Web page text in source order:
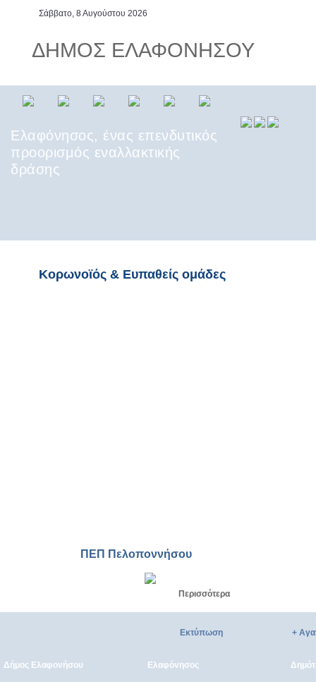
Σάββατο, 8 Αυγούστου 2026
ΔΗΜΟΣ ΕΛΑΦΟΝΗΣΟΥ
Ελαφόνησος, ένας επενδυτικός
προορισμός εναλλακτικής
δράσης
λακωνική κουλτούρα
καπεταναίων
Κορωνοϊός & Ευπαθείς ομάδες
ΠΕΠ Πελοποννήσου
Περισσότερα
Εκτύπωση +
Δήμος Ελαφονήσου Ελαφόνησος